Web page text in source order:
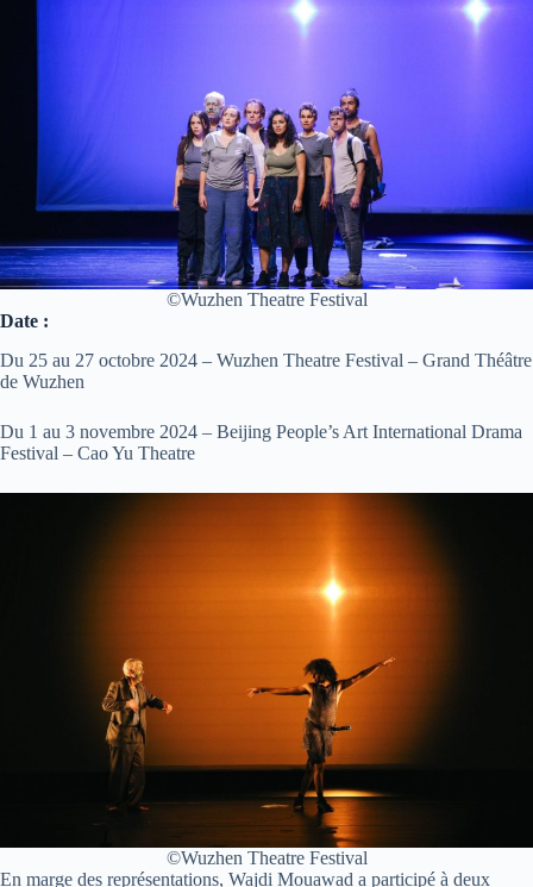
©Wuzhen Theatre Festival
Date :
Du 25 au 27 octobre 2024 – Wuzhen Theatre Festival – Grand Théâtre
de Wuzhen
Du 1 au 3 novembre 2024 – Beijing People’s Art International Drama
Festival – Cao Yu Theatre
©Wuzhen Theatre Festival
En marge des représentations, Wajdi Mouawad a participé à deux